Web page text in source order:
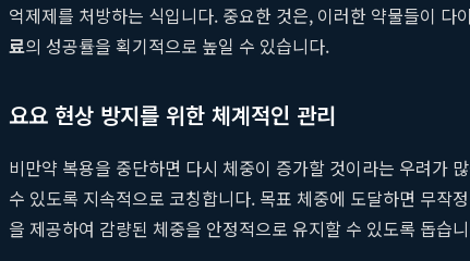
억제제를 처방하는 식입니다. 중요한 것은, 이러한 약물들이
료의 성공률을 획기적으로 높일 수 있습니다.
요요 현상 방지를 위한 체계적인 관리
비만약 복용을 중단하면 다시 체중이 증가할 것이라는 우려가
수 있도록 지속적으로 코칭합니다. 목표 체중에 도달하면 무작
을 제공하여 감량된 체중을 안정적으로 유지할 수 있도록 돕습